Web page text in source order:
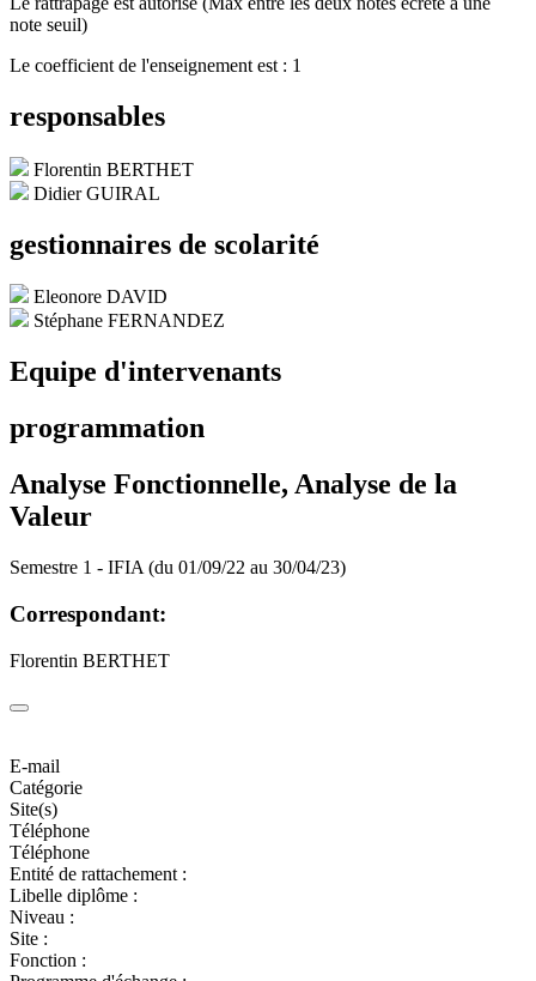
note seuil)
Le coefficient de l'enseignement est : 1
responsables
Florentin BERTHET
Didier GUIRAL
gestionnaires de scolarité
Eleonore DAVID
Stéphane FERNANDEZ
Equipe d'intervenants
programmation
Analyse Fonctionnelle, Analyse de la
Valeur
Semestre 1 - IFIA (du 01/09/22 au 30/04/23)
Correspondant:
Florentin BERTHET
E-mail
Catégorie
Site(s)
Téléphone
Téléphone
Entité de rattachement :
Libelle diplôme :
Niveau :
Site :
Fonction :